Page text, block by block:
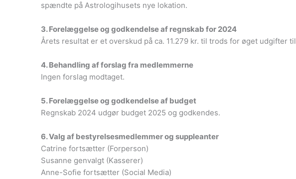
spændte på Astrologihusets nye lokation.
3. Forelæggelse og godkendelse af regnskab for 2024
Årets resultat er et overskud på ca. 11.279 kr. til trods for øget udgifter
4. Behandling af forslag fra medlemmerne
Ingen forslag modtaget.
5. Forelæggelse og godkendelse af budget
Regnskab 2024 udgør budget 2025 og godkendes.
6. Valg af bestyrelsesmedlemmer og suppleanter
Catrine fortsætter (Forperson)
Susanne genvalgt (Kasserer)
Anne-Sofie fortsætter (Social Media)